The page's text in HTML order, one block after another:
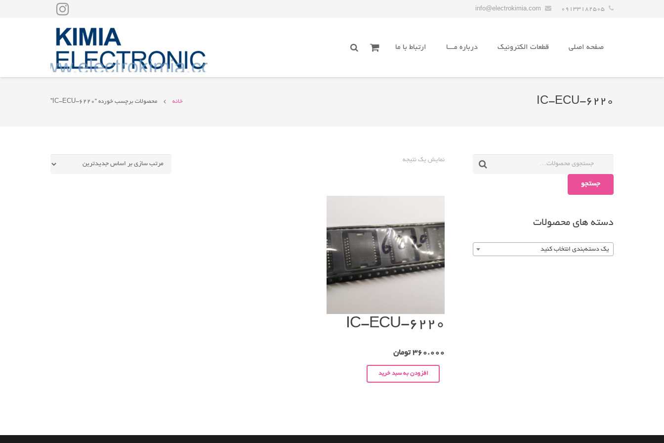
09133182505
info@electrokimia.com
صفحه اصلی قطعات الکترونیک درباره مـــا ارتباط با ما
IC-ECU-6220 خانه محصولات برچسب خورده “IC-ECU-6220”
نمایش یک نتیجه
IC-ECU-6220
360.000 تومان
افزودن به سبد خرید
جستجو
دسته های محصولات
یک دسته‌بندی انتخاب کنید